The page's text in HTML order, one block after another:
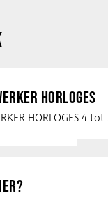
HORLOGES